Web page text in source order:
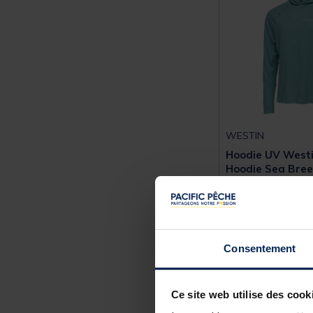
Consentement
Ce site web utilise des
WESTIN
Hoodie UV
Hoodie Sea